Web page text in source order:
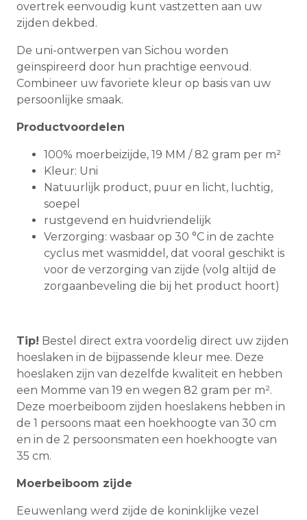
overtrek eenvoudig kunt vastzetten aan uw
zijden dekbed.
De uni-ontwerpen van Sichou worden
geïnspireerd door hun prachtige eenvoud.
Combineer uw favoriete kleur op basis van uw
persoonlijke smaak.
Productvoordelen
100% moerbeizijde, 19 MM / 82 gram per m²
Kleur: Uni
Natuurlijk product, puur en licht, luchtig,
soepel
rustgevend en huidvriendelijk
Verzorging: wasbaar op 30 °C in de zachte
cyclus met wasmiddel, dat vooral geschikt is
voor de verzorging van zijde (volg altijd de
zorgaanbeveling die bij het product hoort)
Tip! Bestel direct extra voordelig direct uw zijden
hoeslaken in de bijpassende kleur mee. Deze
hoeslaken zijn van dezelfde kwaliteit en hebben
een Momme van 19 en wegen 82 gram per m².
Deze moerbeiboom zijden hoeslakens hebben in
de 1 persoons maat een hoekhoogte van 30 cm
en in de 2 persoonsmaten een hoekhoogte van
35 cm.
Moerbeiboom zijde
Eeuwenlang werd zijde de koninklijke vezel